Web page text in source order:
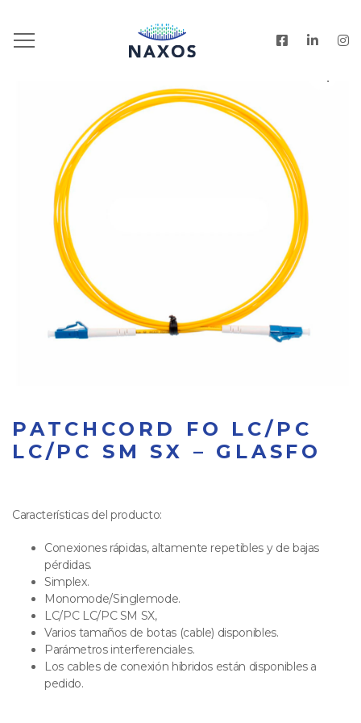
PATCHCORD FO LC/PC
LC/PC SM SX – GLASFO
Características del producto:
Conexiones rápidas, altamente repetibles y de bajas
pérdidas.
Simplex.
Monomode/Singlemode.
LC/PC LC/PC SM SX,
Varios tamaños de botas (cable) disponibles.
Parámetros interferenciales.
Los cables de conexión híbridos están disponibles a
pedido.